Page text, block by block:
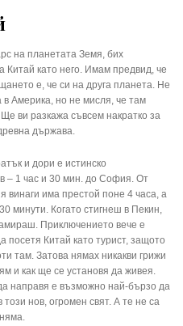
на планетата Земя, бих
Китай като него. Имам предвид, че
е, че си на друга планета. Не
в Америка, но не мисля, че там
ви разкажа съвсем накратко за
държава.
и дори е истинско
– 1 час и 30 мин. до София. От
винаги има престой поне 4 часа, а
минути. Когато стигнеш в Пекин,
Приключението вече е
посетя Китай като турист, защото
там. Затова нямах никакви грижи
и как ще се установя да живея.
направя е възможно най-бързо да
нов, огромен свят. А те не са